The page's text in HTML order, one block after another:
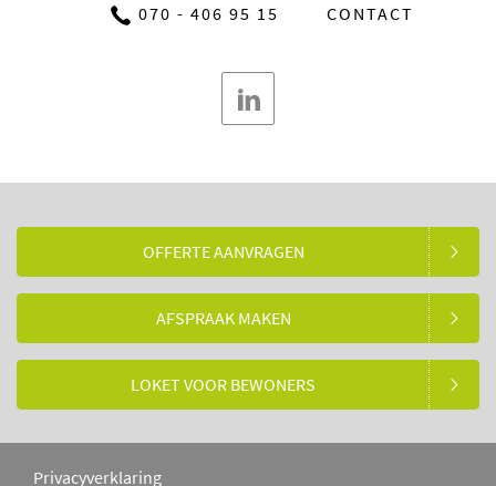
070 - 406 95 15 CONTACT
OFFERTE AANVRAGEN
AFSPRAAK MAKEN
LOKET VOOR BEWONERS
Privacyverklaring